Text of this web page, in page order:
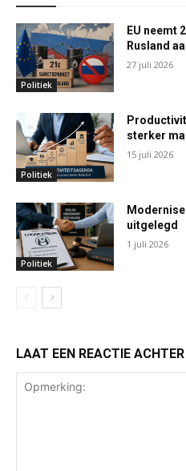
Politiek
EU neemt
Rusland
27 juli 2026
Politiek
sterker
15 juli 2026
Politiek
uitgelegd
1 juli 2026
LAAT EEN REACTIE ACHTER